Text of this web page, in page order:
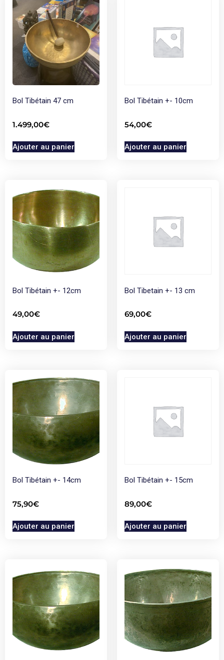
Bol Tibétain 47 cm
1.499,00€
Ajouter au panier
Bol Tibétain +- 10cm
54,00€
Ajouter au panier
Bol Tibétain +- 12cm
49,00€
Ajouter au panier
Bol Tibetain +- 13 cm
69,00€
Ajouter au panier
Bol Tibétain +- 14cm
75,90€
Ajouter au panier
Bol Tibétain +- 15cm
89,00€
Ajouter au panier